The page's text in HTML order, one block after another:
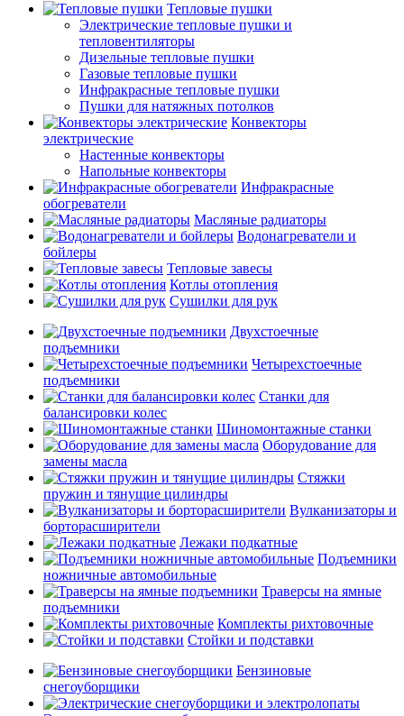
Тепловые пушки
Электрические тепловые пушки и
тепловентиляторы
Дизельные тепловые пушки
Газовые тепловые пушки
Инфракрасные тепловые пушки
Пушки для натяжных потолков
Конвекторы
электрические
Настенные конвекторы
Напольные конвекторы
Инфракрасные
обогреватели
Масляные радиаторы
Водонагреватели и
бойлеры
Тепловые завесы
Котлы отопления
Сушилки для рук
Двухстоечные
подъемники
Четырехстоечные
подъемники
Станки для
балансировки колес
Шиномонтажные станки
Оборудование для
замены масла
Стяжки
пружин и тянущие цилиндры
Вулканизаторы и
борторасширители
Лежаки подкатные
Подъемники
ножничные автомобильные
Траверсы на ямные
подъемники
Комплекты рихтовочные
Стойки и подставки
Бензиновые
снегоуборщики